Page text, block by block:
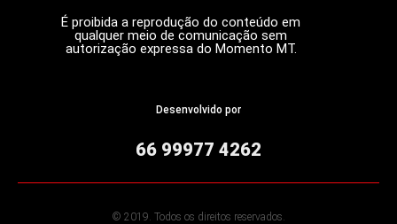
É proibida a reprodução do conteúdo em
qualquer meio de comunicação sem
autorização expressa do Momento MT.
Desenvolvido por
66 99977 4262
© 2019. Todos os direitos reservados.